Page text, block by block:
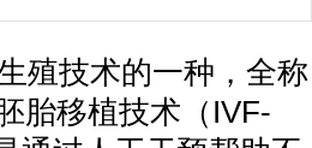
殖技术的一种，全称
胎移植技术（IVF-